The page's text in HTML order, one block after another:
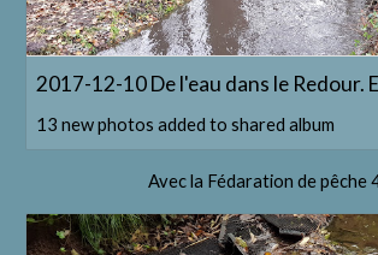
2017-12-10 De l'eau dans le Redour.
13 new photos added to shared album
Avec la Fédaration de pêche